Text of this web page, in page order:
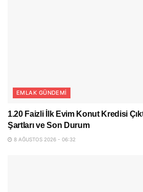
EMLAK GÜNDEMI
1.20 Faizli İlk Evim Konut Kredisi
Şartları ve Son Durum
8 AĞUSTOS 2026 - 06:32